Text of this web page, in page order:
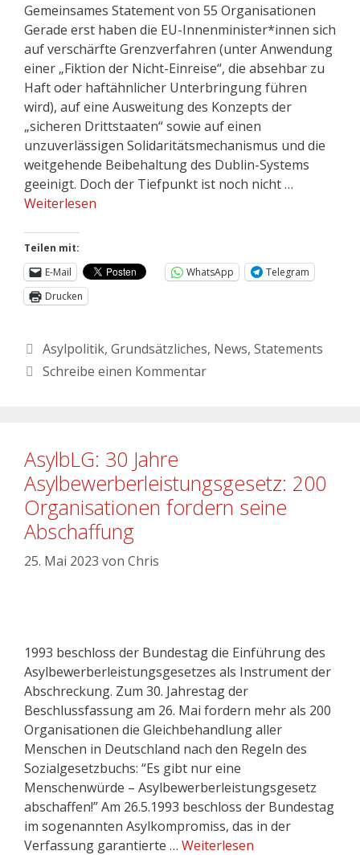
Gemeinsames Statement von 55 Organisationen
Gerade erst haben die EU-Innenminister*innen sich
auf verschärfte Grenzverfahren (unter Anwendung
einer „Fiktion der Nicht-Einreise“, die absehbar zu
Haft oder haftähnlicher Unterbringung führen
wird), auf eine Ausweitung des Konzepts der
„sicheren Drittstaaten“ sowie auf einen
unzuverlässigen Solidaritätsmechanismus und die
weitgehende Beibehaltung des Dublin-Systems
geeinigt. Doch der Tiefpunkt ist noch nicht …
Weiterlesen
Teilen mit:
E-Mail
WhatsApp
Telegram
Drucken
Asylpolitik, Grundsätzliches, News, Statements
Schreibe einen Kommentar
AsylbLG: 30 Jahre
Asylbewerberleistungsgesetz: 200
Organisationen fordern seine
Abschaffung
25. Mai 2023 von Chris
1993 beschloss der Bundestag die Einführung des
Asylbewerberleistungsgesetzes als Instrument der
Abschreckung. Zum 30. Jahrestag der
Beschlussfassung am 26. Mai fordern mehr als 200
Organisationen die Gleichbehandlung aller
Menschen in Deutschland nach den Regeln des
Sozialgesetzbuchs: “Es gibt nur eine
Menschenwürde – Asylbewerberleistungsgesetz
abschaffen!” Am 26.5.1993 beschloss der Bundestag
im sogenannten Asylkompromiss, das in der
Verfassung garantierte … Weiterlesen